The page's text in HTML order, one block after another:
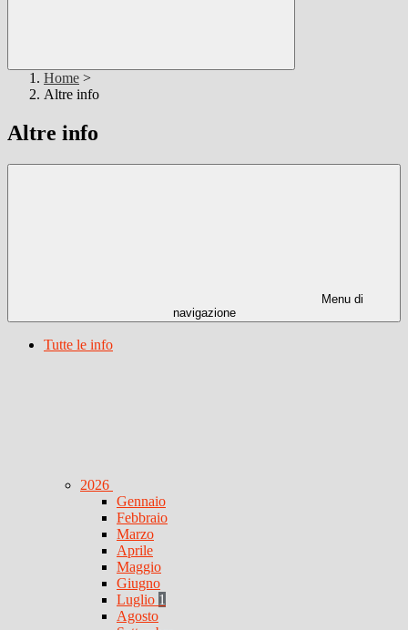
Home >
Altre info
Altre info
Menu di
navigazione
Tutte le info
2026
Gennaio
Febbraio
Marzo
Aprile
Maggio
Giugno
Luglio 1
Agosto